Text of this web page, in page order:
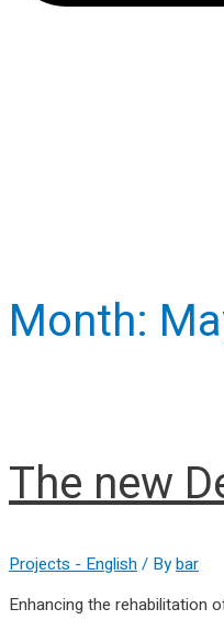
Month:
The new
Projects - English/ Bybar
Enhancing the rehabilitation